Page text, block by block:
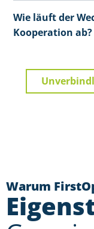
Wie läuft der
Kooperation ab?
Warum